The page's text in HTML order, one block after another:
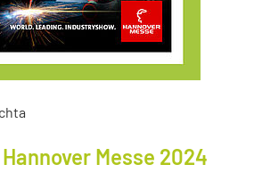
Messe 2024